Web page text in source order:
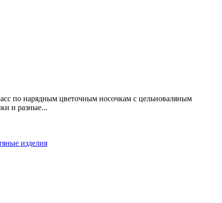
по нарядным цветочным носочкам с цельноваляным
и разные...
изделия